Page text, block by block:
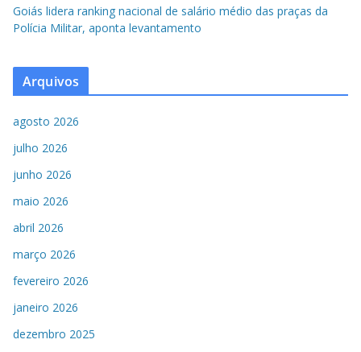
Goiás lidera ranking nacional de salário médio das praças da
Polícia Militar, aponta levantamento
Arquivos
agosto 2026
julho 2026
junho 2026
maio 2026
abril 2026
março 2026
fevereiro 2026
janeiro 2026
dezembro 2025